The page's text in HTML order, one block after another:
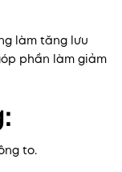
làm tăng lưu
phần làm giảm
to.